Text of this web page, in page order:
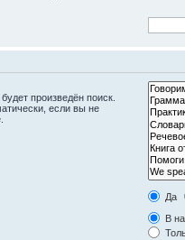
произведён поиск.
если вы не
Да
В